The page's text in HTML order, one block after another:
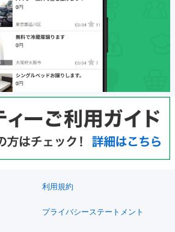
利用規約
プライバシーステートメント